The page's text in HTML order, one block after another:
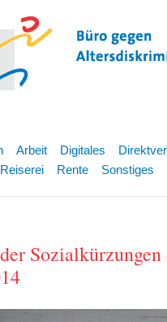
Arbeit Digitales
Reiserei Rente Sonstiges